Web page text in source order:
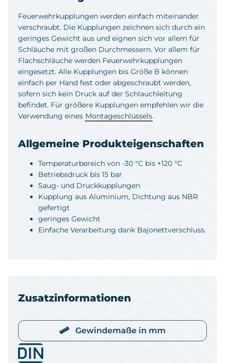
Feuerwehrkupplungen werden einfach miteinander
verschraubt. Die Kupplungen zeichnen sich durch ein
geringes Gewicht aus und eignen sich vor allem für
Schläuche mit großen Durchmessern. Vor allem für
Flachschläuche werden Feuerwehrkupplungen
eingesetzt. Alle Kupplungen bis Größe B können
einfach per Hand fest oder abgeschraubt werden,
sofern sich kein Druck auf der Schlauchleitung
befindet. Für größere Kupplungen empfehlen wir die
Verwendung eines Montageschlüssels.
Allgemeine Produkteigenschaften
Temperaturbereich von -30 °C bis +120 °C
Betriebsdruck bis 15 bar
Saug- und Druckkupplungen
Kupplung aus Aluminium, Dichtung aus NBR
gefertigt
geringes Gewicht
Einfache Verarbeitung dank Bajonettverschluss.
Zusatzinformationen
Gewindemaße in mm